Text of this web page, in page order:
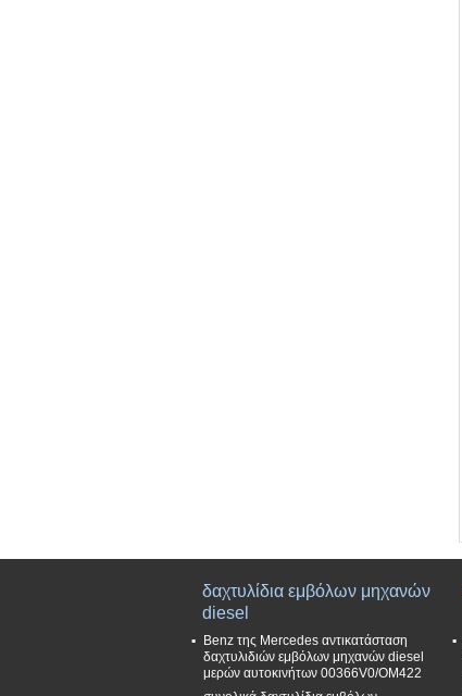
δαχτυλίδια εμβόλων μηχανών
diesel
Benz της Mercedes αντικατάσταση
δαχτυλιδιών εμβόλων μηχανών diesel
μερών αυτοκινήτων 00366V0/OM422